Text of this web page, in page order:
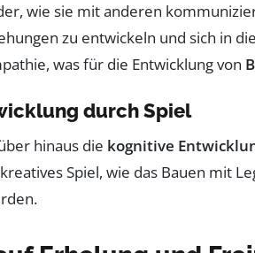
wie sie mit anderen
zu entwickeln und sich in
was für die Entwicklung von
durch Spiel
hinaus die kognitive
Spiel, wie das Bauen mit